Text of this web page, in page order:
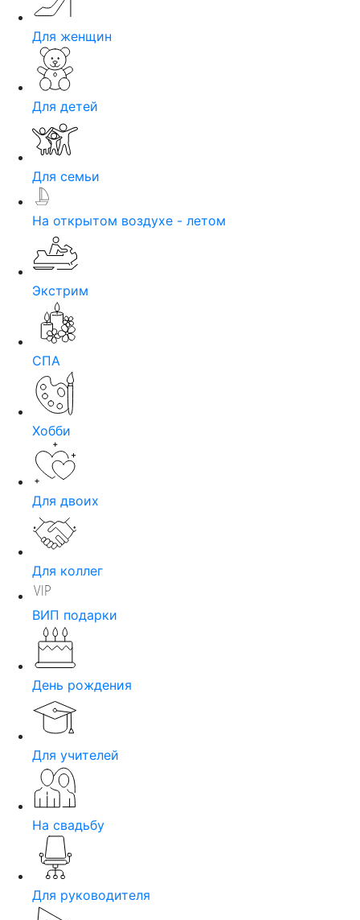
Для женщин
Для детей
Для семьи
На открытом воздухе - летом
Экстрим
СПА
Хобби
Для двоих
Для коллег
ВИП подарки
День рождения
Для учителей
На свадьбу
Для руководителя